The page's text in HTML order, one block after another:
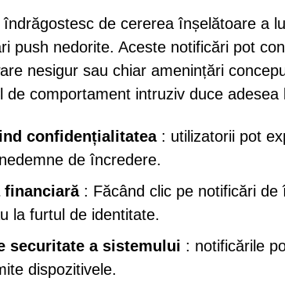
de cererea înșelătoare a
push nedorite. Aceste notificări pot
nesigur sau chiar amenințări
de comportament intruziv duce adesea
confidențialitatea: utilizatorii pot
de încredere.
financiară: Făcând clic pe notificări de
la furtul de identitate.
securitate a sistemului : notificările
dispozitivele.